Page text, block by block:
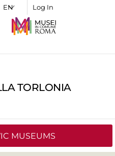
Log In
TORLONIA
MUSEUMS